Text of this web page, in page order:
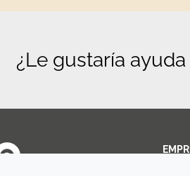
¿Le gustaría